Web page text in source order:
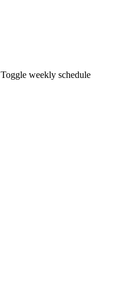
Toggle weekly schedule